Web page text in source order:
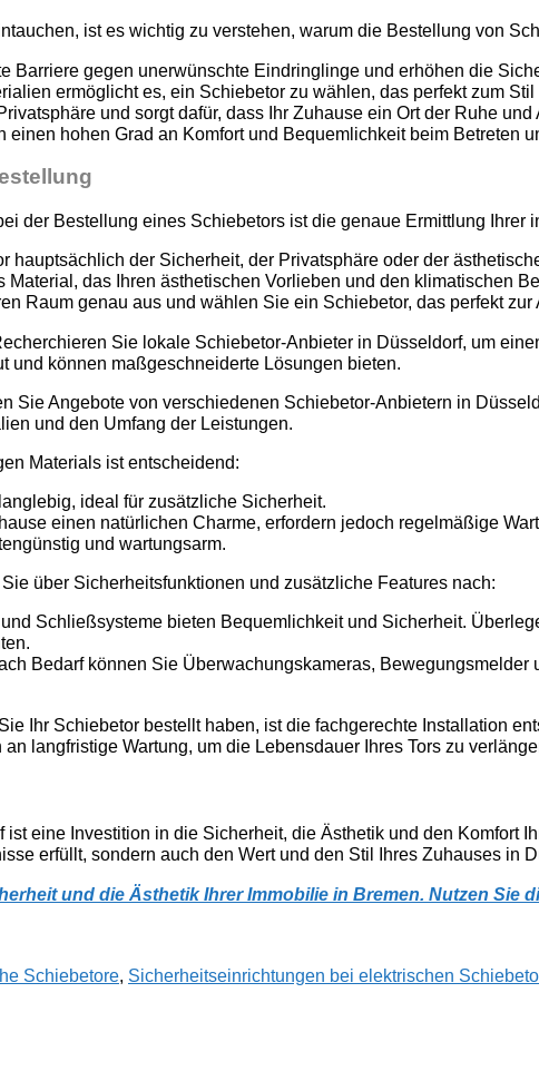
ist es wichtig zu verstehen, warum die Bestellung von
Barriere gegen unerwünschte Eindringlinge und erhöhen die
ermöglicht es, ein Schiebetor zu wählen, das perfekt zum
und sorgt dafür, dass Ihr Zuhause ein Ort der Ruhe
einen hohen Grad an Komfort und Bequemlichkeit beim Betreten
der Bestellung eines Schiebetors ist die genaue Ermittlung Ihrer
hauptsächlich der Sicherheit, der Privatsphäre oder der
Material, das Ihren ästhetischen Vorlieben und den klimatischen
Raum genau aus und wählen Sie ein Schiebetor, das perfekt zur
Sie lokale Schiebetor-Anbieter in Düsseldorf, um
und können maßgeschneiderte Lösungen bieten.
Sie Angebote von verschiedenen Schiebetor-Anbietern in
und den Umfang der Leistungen.
Materials ist entscheidend:
ideal für zusätzliche Sicherheit.
einen natürlichen Charme, erfordern jedoch regelmäßige
und wartungsarm.
über Sicherheitsfunktionen und zusätzliche Features nach:
Schließsysteme bieten Bequemlichkeit und Sicherheit.
Bedarf können Sie Überwachungskameras,
Ihr Schiebetor bestellt haben, ist die fachgerechte Installation
langfristige Wartung, um die Lebensdauer Ihres Tors zu
eine Investition in die Sicherheit, die Ästhetik und den Komfort
erfüllt, sondern auch den Wert und den Stil Ihres Zuhauses in
und die Ästhetik Ihrer Immobilie in Bremen. Nutzen Sie
Schiebetore, Sicherheitseinrichtungen bei elektrischen